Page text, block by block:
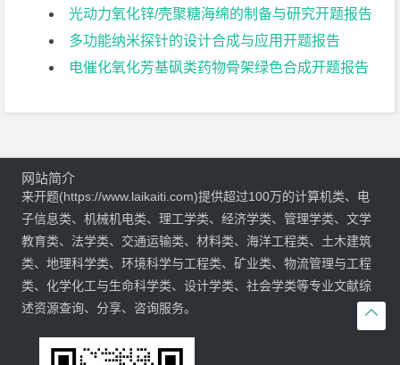
光动力氧化锌/壳聚糖海绵的制备与研究开题报告
多功能纳米探针的设计合成与应用开题报告
电催化氧化芳基砜类药物骨架绿色合成开题报告

网站简介
来开题(https://www.laikaiti.com)提供超过100万的计算机类、电
子信息类、机械机电类、理工学类、经济学类、管理学类、文学
教育类、法学类、交通运输类、材料类、海洋工程类、土木建筑
类、地理科学类、环境科学与工程类、矿业类、物流管理与工程
类、化学化工与生命科学类、设计学类、社会学类等专业文献综
述资源查询、分享、咨询服务。